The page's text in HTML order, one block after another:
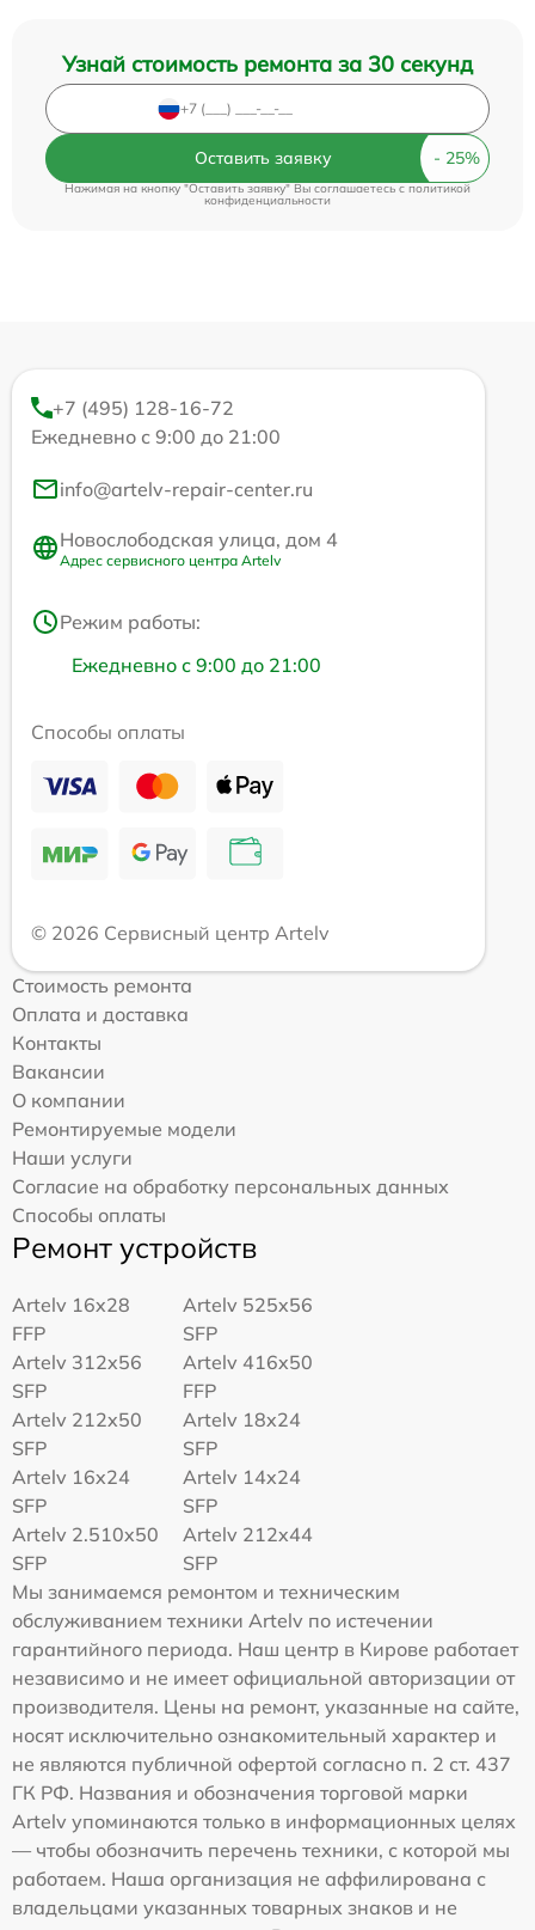
Узнай стоимость ремонта за 30 секунд
Оставить заявку
Нажимая на кнопку "Оставить заявку" Вы соглашаетесь cполитикой
конфиденциальности
+7 (495) 128-16-72
Ежедневно с 9:00 до 21:00
info@artelv-repair-center.ru
Новослободская улица, дом 4
Адрес сервисного центра Artelv
Режим работы:
Ежедневно с 9:00 до 21:00
Способы оплаты
© 2026 Сервисный центр Artelv
Стоимость ремонта
Оплата и доставка
Контакты
Вакансии
О компании
Ремонтируемые модели
Наши услуги
Согласие на обработку персональных данных
Способы оплаты
Ремонт устройств
Artelv 16x28
FFP
Artelv 525x56
SFP
Artelv 312x56
SFP
Artelv 416x50
FFP
Artelv 212x50
SFP
Artelv 18x24
SFP
Artelv 16x24
SFP
Artelv 14x24
SFP
Artelv 2.510x50
SFP
Artelv 212x44
SFP
Мы занимаемся ремонтом и техническим
обслуживанием техники Artelv по истечении
гарантийного периода. Наш центр в Кирове работает
независимо и не имеет официальной авторизации от
производителя. Цены на ремонт, указанные на сайте,
носят исключительно ознакомительный характер и
не являются публичной офертой согласно п. 2 ст. 437
ГК РФ. Названия и обозначения торговой марки
Artelv упоминаются только в информационных целях
— чтобы обозначить перечень техники, с которой мы
работаем. Наша организация не аффилирована с
владельцами указанных товарных знаков и не